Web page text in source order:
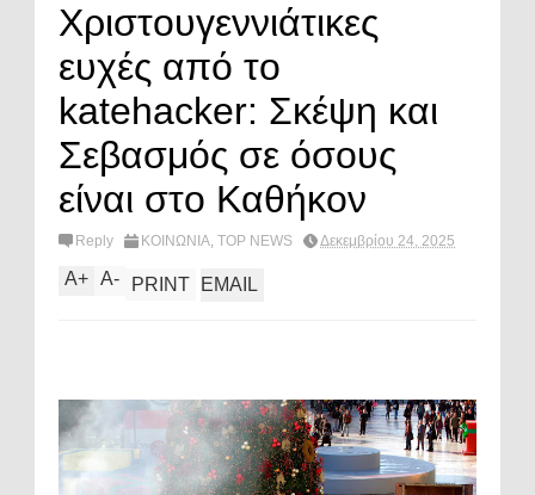
ο νόμος
Χριστουγεννιάτικες
ευχές από το
katehacker: Σκέψη και
Σεβασμός σε όσους
είναι στο Καθήκον
Reply ΚΟΙΝΩΝΙΑ, TOP NEWS Δεκεμβρίου 24, 2025
A+ A- PRINT EMAIL